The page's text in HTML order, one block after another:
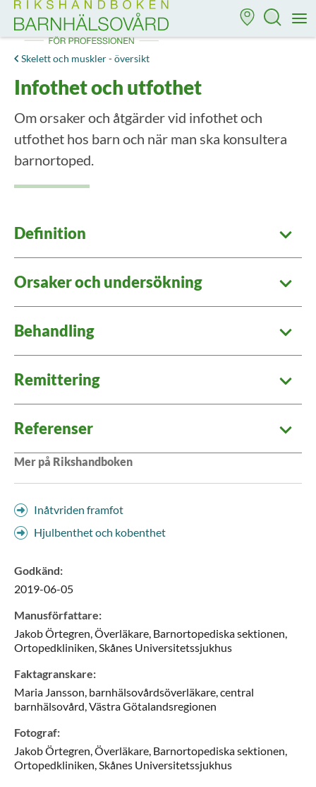
Till startsidan för Rikshandboken i barnhälsovård
Skelett och muskler - översikt
Infothet och utfothet
Om orsaker och åtgärder vid infothet och
utfothet hos barn och när man ska konsultera
barnortoped.
Definition
Orsaker och undersökning
Behandling
Remittering
Referenser
Mer på Rikshandboken
Inåtvriden framfot
Hjulbenthet och kobenthet
Godkänd:
2019-06-05
Manusförfattare:
JakobÖrtegren,Överläkare, Barnortopediska sektionen,
Ortopedkliniken,Skånes Universitetssjukhus
Faktagranskare:
Maria Jansson, barnhälsovårdsöverläkare,central
barnhälsovård,Västra Götalandsregionen
Fotograf:
JakobÖrtegren,Överläkare, Barnortopediska sektionen,
Ortopedkliniken,Skånes Universitetssjukhus